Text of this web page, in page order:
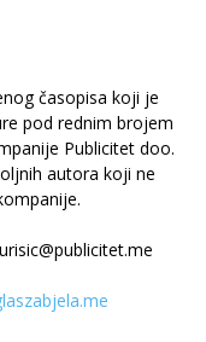
časopisa koji je
pod rednim brojem
Publicitet doo.
autora koji ne